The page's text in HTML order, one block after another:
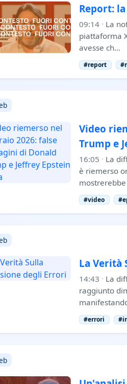
Report:
09:14 · La
piattaforma
avesse ch…
#report
Video
Trump e
16:05 · La
è riemerso
#video
La Verità
14:43 · La
raggiunto
#errori